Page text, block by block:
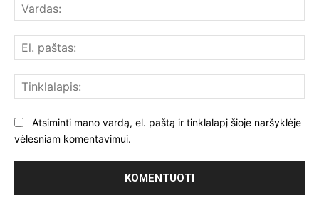
Atsiminti mano vardą, el. paštą ir tinklalapį šioje naršyklėje
vėlesniam komentavimui.